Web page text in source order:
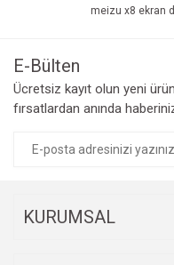
meizu x8 ekran
E-Bülten
Ücretsiz kayıt olun yeni
fırsatlardan anında
KURUMSAL